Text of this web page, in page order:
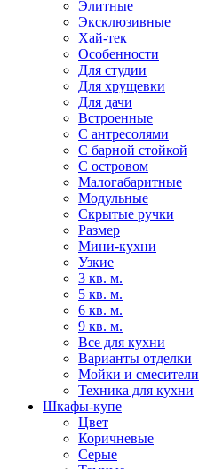
Элитные
Эксклюзивные
Хай-тек
Особенности
Для студии
Для хрущевки
Для дачи
Встроенные
С антресолями
С барной стойкой
С островом
Малогабаритные
Модульные
Скрытые ручки
Размер
Мини-кухни
Узкие
3 кв. м.
5 кв. м.
6 кв. м.
9 кв. м.
Все для кухни
Варианты отделки
Мойки и смесители
Техника для кухни
Шкафы-купе
Цвет
Коричневые
Серые